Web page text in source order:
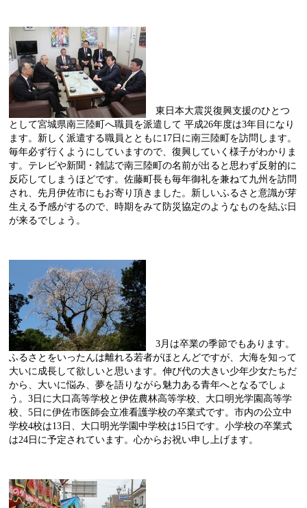
東日本大震災復興支援のひとつ
として宮城県南三陸町へ職員を派遣して 平成26年度は3年目になり
ます。新しく派遣する職員とともに 17 日に南三陸町を訪問します。
毎年必ず行くようにしていますので、復興していく様子がわかりま
す。テレビや新聞・雑誌で南三陸町の名前が出ると思わず反射的に
反応してしまうほどです。佐藤町長も毎年御礼を兼ねて九州を訪問
され、先月伊佐市にもお寄り頂きました。新しいふるさと意識が芽
生える予感がするので、時期をみて防災協定のようなものを結ぶ日
が来るでしょう。
3月は卒業の季節でもあります。
ふるさとをいったんは離れる若者がほとんどですが、大海を知って
大いに成長して欲しいと思います。伸び代の大きい少年少女たちだ
から、大いに悩み、夢を語りながら魅力ある青年へとなるでしょ
う。3 日に大口高等学校と伊佐農林高等学校、大口明光学園高等学
校、5 日に伊佐市医師会立准看護学校の卒業式です。市内の公立中
学校4校は13 日、大口明光学園中学校は15 日です。小学校の卒業式
は24 日に予定されています。心からお祝い申し上げます。